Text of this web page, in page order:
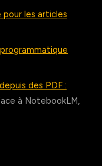
les articles
des PDF :
à NotebookLM,